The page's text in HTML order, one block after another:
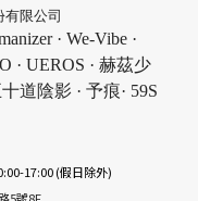
限公司
· We-Vibe ·
· UEROS · 赫茲少
道陰影 · 予痕· 59S
17:00 (假日除外)